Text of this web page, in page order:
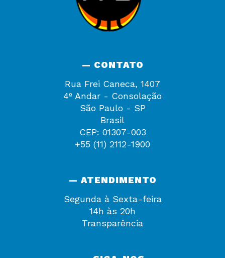
— CONTATO
Rua Frei Caneca, 1407
4º Andar - Consolação
São Paulo - SP
Brasil
CEP: 01307-003
+55 (11) 2112-1900
— ATENDIMENTO
Segunda à Sexta-feira
14h às 20h
Transparência